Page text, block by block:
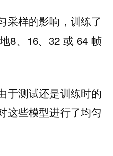
采样的影响，训练了
8、16、32 或 64 帧
于测试还是训练时的
这些模型进行了均匀